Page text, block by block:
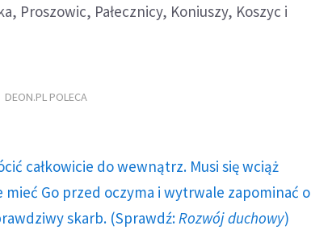
Proszowic, Pałecznicy, Koniuszy, Koszyc i
DEON.PL POLECA
całkowicie do wewnątrz. Musi się wciąż
Go przed oczyma i wytrwale zapominać o
skarb. (Sprawdź: Rozwój duchowy)